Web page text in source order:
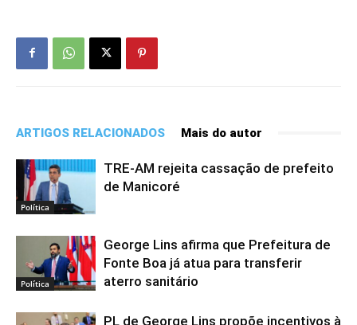
ARTIGOS RELACIONADOS Mais do autor
Política
TRE-AM rejeita cassação de prefeito
de Manicoré
Política
George Lins afirma que Prefeitura de
Fonte Boa já atua para transferir
aterro sanitário
PL de George Lins propõe incentivos à